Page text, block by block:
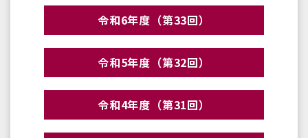
令和6年度（第33回）
令和5年度（第32回）
令和4年度（第31回）